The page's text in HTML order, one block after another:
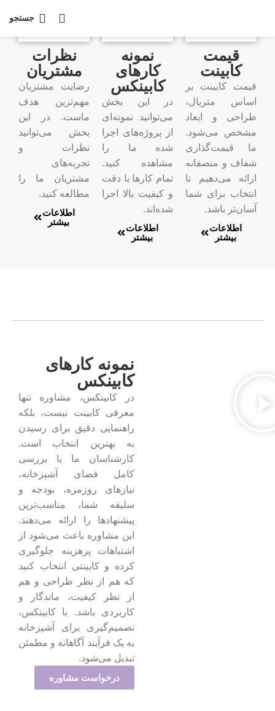
جستجو
قیمت
کابینت
قیمت کابینت بر
اساس متریال،
طراحی و ابعاد
مشخص می‌شود.
ما قیمت‌گذاری
شفاف و منصفانه
ارائه می‌دهیم تا
انتخاب برای شما
آسان‌تر باشد.
اطلاعات
بیشتر
نمونه
کارهای
کابینکس
در این بخش
می‌توانید نمونه‌ای
از پروژه‌های اجرا
شده ما را
مشاهده کنید.
تمام کارها با دقت
و کیفیت بالا اجرا
شده‌اند.
اطلاعات
بیشتر
نظرات
مشتریان
رضایت مشتریان
مهم‌ترین هدف
ماست. در این
بخش می‌توانید
نظرات و
تجربه‌های
مشتریان ما را
مطالعه کنید.
اطلاعات
بیشتر
نمونه کارهای
کابینکس
در کابینکس، مشاوره تنها
معرفی کابینت نیست، بلکه
راهنمایی دقیق برای رسیدن
به بهترین انتخاب است.
کارشناسان ما با بررسی
کامل فضای آشپزخانه،
نیازهای روزمره، بودجه و
سلیقه شما، مناسب‌ترین
پیشنهادها را ارائه می‌دهند.
این مشاوره باعث می‌شود از
اشتباهات پرهزینه جلوگیری
کرده و کابینتی انتخاب کنید
که هم از نظر طراحی و هم
از نظر کیفیت، ماندگار و
کاربردی باشد. با کابینکس،
تصمیم‌گیری برای آشپزخانه
به یک فرآیند آگاهانه و مطمئن
تبدیل می‌شود.
درخواست مشاوره